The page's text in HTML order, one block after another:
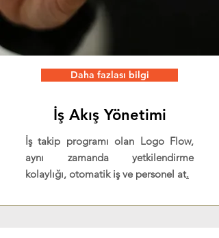
Daha fazlası bilgi
İş Akış Yönetimi
İş takip programı olan Logo Flow,
aynı zamanda yetkilendirme
kolaylığı, otomatik iş ve personel at.